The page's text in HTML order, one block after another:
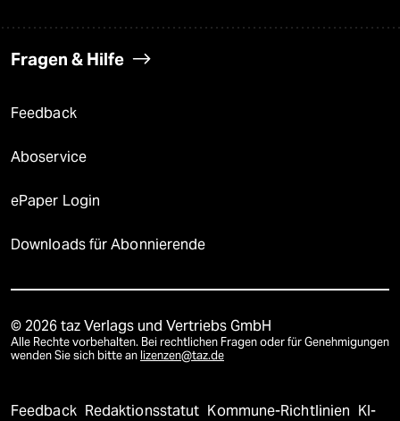
Fragen & Hilfe
Feedback
Aboservice
ePaper Login
Downloads für Abonnierende
© 2026 taz Verlags und Vertriebs GmbH
Alle Rechte vorbehalten. Bei rechtlichen Fragen oder für Genehmigungen
wenden Sie sich bitte an lizenzen@taz.de
Feedback Redaktionsstatut Kommune-Richtlinien KI-